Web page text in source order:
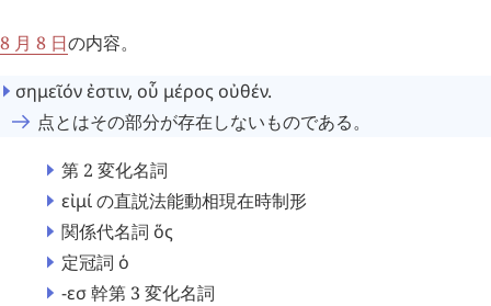
8 月 8 日の内容。
σημεῖόνἐστιν, οὗ μέρος οὐθέν.
点とはその部分が存在しないものである。
第 2 変化名詞
εἰμίの直説法能動相現在時制形
関係代名詞 ὅς
定冠詞 ὁ
-εσ幹第 3 変化名詞